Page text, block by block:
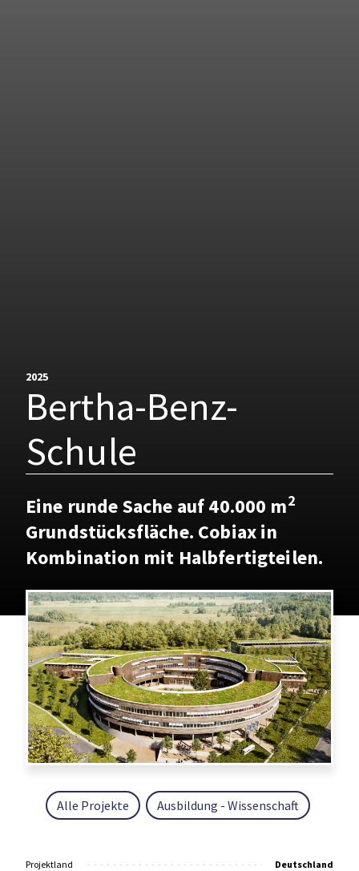
2025
Bertha-Benz-
Schule
Eine runde Sache auf 40.000 m2
Grundstücksfläche. Cobiax in
Kombination mit Halbfertigteilen.
Alle Projekte Ausbildung - Wissenschaft
Projektland Deutschland